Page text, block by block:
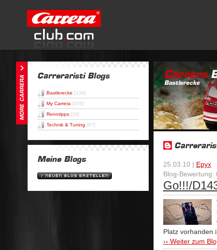
Bastlerecke [139]
My Carrera [535]
Renntipps [24]
Technik & Tuning [67]
25.03.10 | Epyx
Blog-Bewertung:
Go!!!/
Platz vorhanden
›› Weiter zum